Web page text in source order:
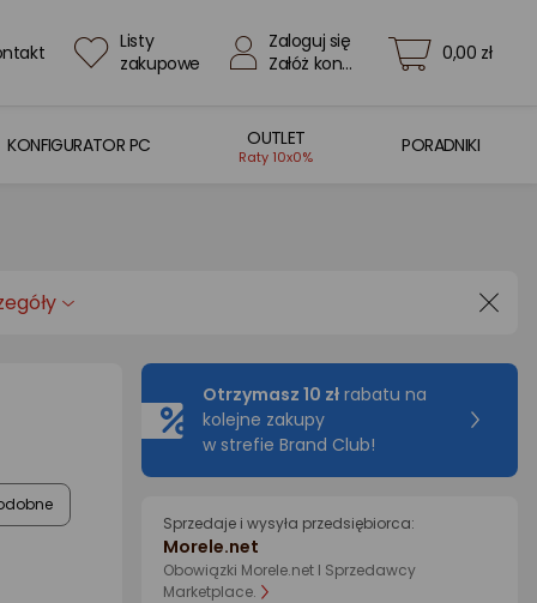
Listy
zakupowe
Zaloguj się
Załóż konto
0,00 zł
KONFIGURATOR PC OUTLET
Raty 10x0%
PORADNIKI
Otrzymasz 10 zł rabatu na
kolejne zakupy
w strefie Brand Club!
Sprzedaje i wysyła przedsiębiorca:
Morele.net
Obowiązki Morele.net I Sprzedawcy
Marketplace.